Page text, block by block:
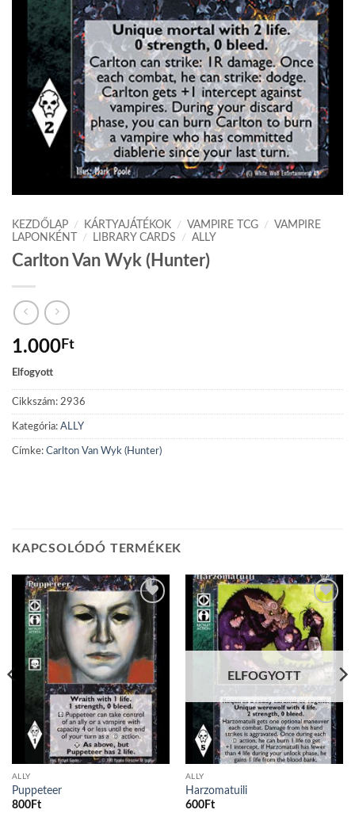
KEZDŐLAP / KÁRTYAJÁTÉKOK / VAMPIRE TCG /
VAMPIRE
LAPONKÉNT
/ LIBRARY CARDS / ALLY
Carlton Van Wyk (Hunter)
1.000Ft
Elfogyott
Cikkszám: 2936
Kategória: ALLY
Címke: Carlton Van Wyk (Hunter)
KAPCSOLÓDÓ TERMÉKEK
Add to
wishlist
ALLY
Puppeteer
800Ft
Add to
wishlist
ELFOGYOTT
ALLY
Harzomatuili
600Ft